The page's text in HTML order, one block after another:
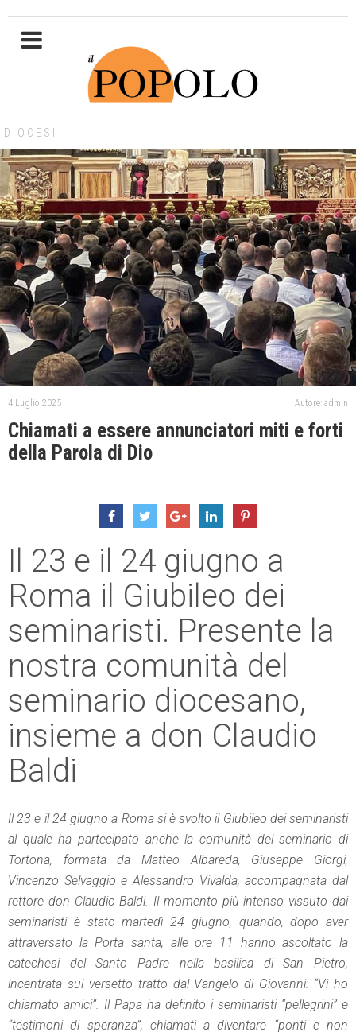
DIOCESI
4 Luglio 2025 Autore: admin
Chiamati a essere annunciatori miti e forti
della Parola di Dio
Il 23 e il 24 giugno a
Roma il Giubileo dei
seminaristi. Presente la
nostra comunità del
seminario diocesano,
insieme a don Claudio
Baldi
Il 23 e il 24 giugno a Roma si è svolto il Giubileo dei seminaristi
al quale ha partecipato anche la comunità del seminario di
Tortona, formata da Matteo Albareda, Giuseppe Giorgi,
Vincenzo Selvaggio e Alessandro Vivalda, accompagnata dal
rettore don Claudio Baldi. Il momento più intenso vissuto dai
seminaristi è stato martedì 24 giugno, quando, dopo aver
attraversato la Porta santa, alle ore 11 hanno ascoltato la
catechesi del Santo Padre nella basilica di San Pietro,
incentrata sul versetto tratto dal Vangelo di Giovanni: “Vi ho
chiamato amici”. Il Papa ha definito i seminaristi “pellegrini” e
“testimoni di speranza”, chiamati a diventare “ponti e non